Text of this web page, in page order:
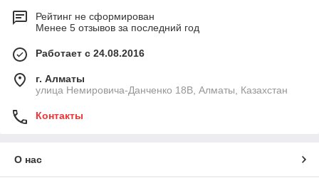
Рейтинг не сформирован
Менее 5 отзывов за последний год
Работает с 24.08.2016
г. Алматы
улица Немировича-Данченко 18В, Алматы, Казахстан
Контакты
О нас